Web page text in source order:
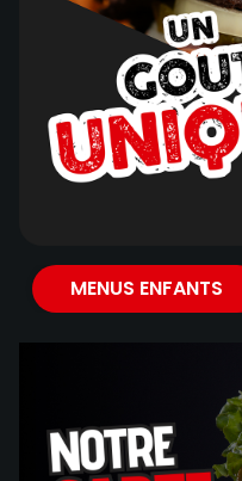
MENUS ENFANTS